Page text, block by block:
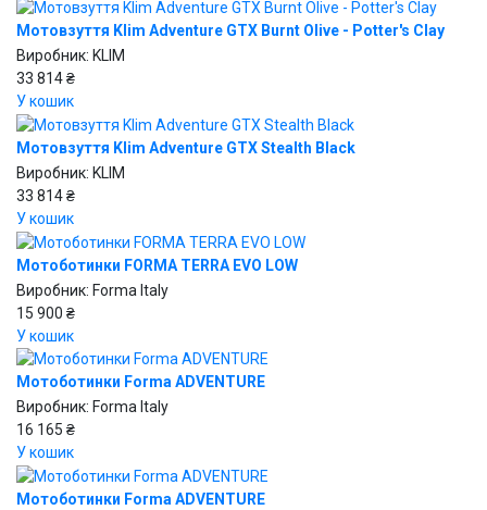
Мотовзуття Klim Adventure GTX Burnt Olive - Potter's Clay
Виробник: KLIM
33 814 ₴
У кошик
Мотовзуття Klim Adventure GTX Stealth Black
Виробник: KLIM
33 814 ₴
У кошик
Мотоботинки FORMA TERRA EVO LOW
Виробник: Forma Italy
15 900 ₴
У кошик
Мотоботинки Forma ADVENTURE
Виробник: Forma Italy
16 165 ₴
У кошик
Мотоботинки Forma ADVENTURE